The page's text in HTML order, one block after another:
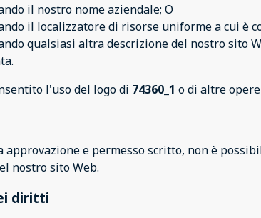
il nostro nome aziendale; O
il localizzatore di risorse uniforme a cui è
qualsiasi altra descrizione del nostro sito
l'uso del logo di 74360_1 o di altre
approvazione e permesso scritto, non è
nostro sito Web.
diritti